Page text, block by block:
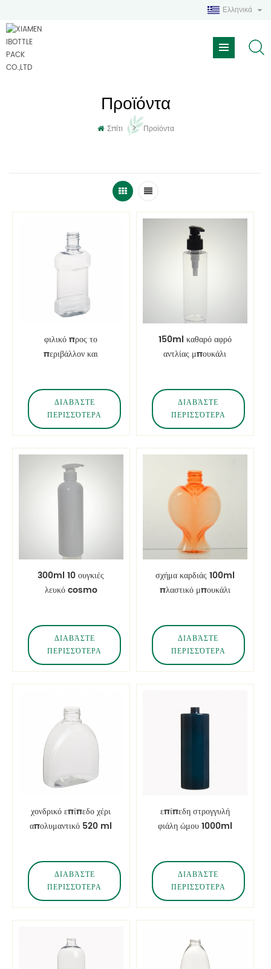
Ελληνικά
Προϊόντα
Σπίτι > Προϊόντα
φιλικό προς το
περιβάλλον και
κατοικίδιων για
μπουκάλι στοματικής
πλύσης
ΔΙΑΒΆΣΤΕ
ΠΕΡΙΣΣΌΤΕΡΑ
150ml καθαρό αφρό
αντλίας μπουκάλι
ΔΙΑΒΆΣΤΕ
ΠΕΡΙΣΣΌΤΕΡΑ
300ml 10 ουγκιές
λευκό cosmo
ΔΙΑΒΆΣΤΕ
ΠΕΡΙΣΣΌΤΕΡΑ
σχήμα καρδιάς 100ml
πλαστικό μπουκάλι
ΔΙΑΒΆΣΤΕ
ΠΕΡΙΣΣΌΤΕΡΑ
χονδρικό επίπεδο χέρι
απολυμαντικό 520 ml
ΔΙΑΒΆΣΤΕ
ΠΕΡΙΣΣΌΤΕΡΑ
επίπεδη στρογγυλή
φιάλη ώμου 1000ml
αφρόλουτρο
ΔΙΑΒΆΣΤΕ
ΠΕΡΙΣΣΌΤΕΡΑ